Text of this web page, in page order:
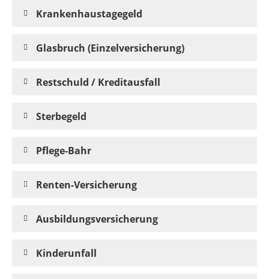
Krankenhaustagegeld
Glasbruch (Einzelversicherung)
Restschuld / Kreditausfall
Sterbegeld
Pflege-Bahr
Renten-Versicherung
Ausbildungsversicherung
Kinderunfall